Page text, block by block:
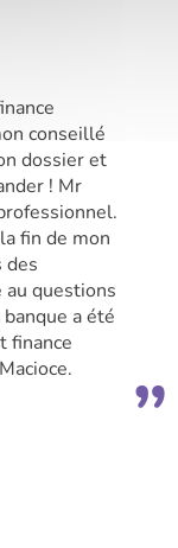
conseillé
dossier et
! Mr
fin de mon
des
questions
a été
finance